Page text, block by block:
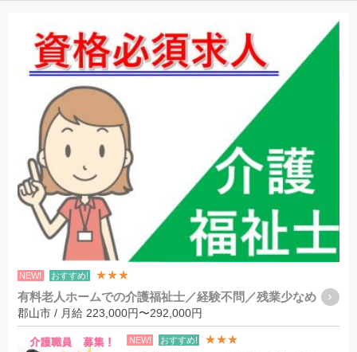
NEW! おすすめ! ★★★
有料老人ホームでの介護福祉士／経験不問／残業少なめ
郡山市 / 月給 223,000円〜292,000円
NEW! おすすめ! ★★★